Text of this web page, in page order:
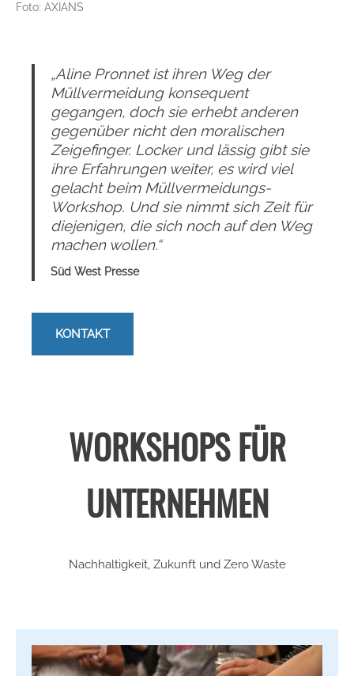
Foto: AXIANS
„Aline Pronnet ist ihren Weg der
Müllvermeidung konsequent
gegangen, doch sie erhebt anderen
gegenüber nicht den moralischen
Zeigefinger. Locker und lässig gibt sie
ihre Erfahrungen weiter, es wird viel
gelacht beim Müllvermeidungs-
Workshop. Und sie nimmt sich Zeit für
diejenigen, die sich noch auf den Weg
machen wollen.“
Süd West Presse
KONTAKT
WORKSHOPS FÜR
UNTERNEHMEN
Nachhaltigkeit, Zukunft und Zero Waste